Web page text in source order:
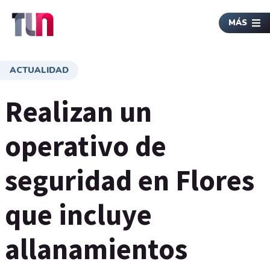
MÁS
ACTUALIDAD
Realizan un
operativo de
seguridad en Flores
que incluye
allanamientos